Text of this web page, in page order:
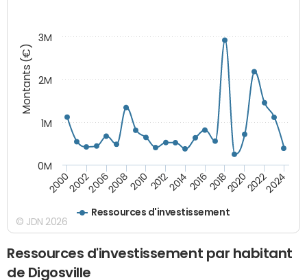
Montants (€)
Ressources d'investissement
20002002200620082010 2012201420162018202020222024
0M
1M
2M
3M
© JDN 2026
Ressources d'investissement par habitant
de Digosville